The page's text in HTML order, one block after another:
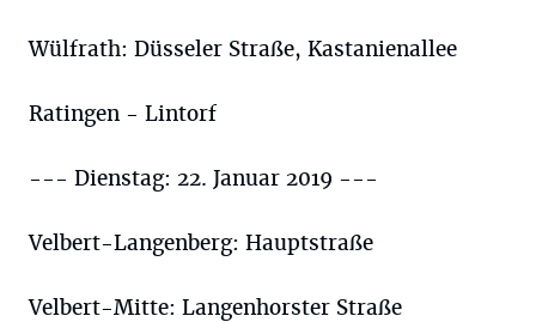
Wülfrath: Düsseler Straße, Kastanienallee
Ratingen - Lintorf
--- Dienstag: 22. Januar 2019 ---
Velbert-Langenberg: Hauptstraße
Velbert-Mitte: Langenhorster Straße